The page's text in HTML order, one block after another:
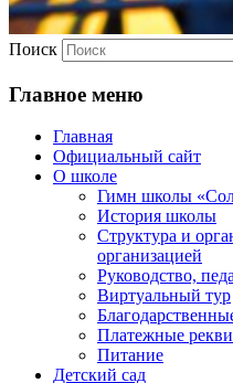
Поиск
Главное меню
Главная
Официальный сайт
О школе
Гимн школы
История школы
Структура и
организацией
Руководство,
Виртуальный тур
Платежные
Питание
Детский сад